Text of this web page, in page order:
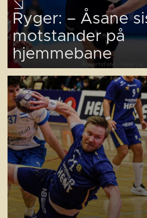
Ryger: – Åsane
motstander på
hjemmebane